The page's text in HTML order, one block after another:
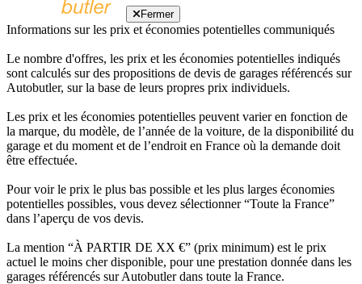
Fermer
Informations sur les prix et économies potentielles communiqués
Le nombre d'offres, les prix et les économies potentielles indiqués
sont calculés sur des propositions de devis de garages référencés sur
Autobutler, sur la base de leurs propres prix individuels.
Les prix et les économies potentielles peuvent varier en fonction de
la marque, du modèle, de l’année de la voiture, de la disponibilité du
garage et du moment et de l’endroit en France où la demande doit
être effectuée.
Pour voir le prix le plus bas possible et les plus larges économies
potentielles possibles, vous devez sélectionner “Toute la France”
dans l’aperçu de vos devis.
La mention “À PARTIR DE XX €” (prix minimum) est le prix
actuel le moins cher disponible, pour une prestation donnée dans les
garages référencés sur Autobutler dans toute la France.